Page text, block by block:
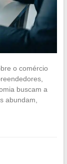
o comércio
buscam a
abundam,